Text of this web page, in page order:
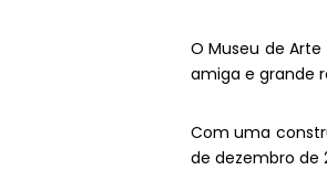
O Museu de
amiga e grande
Com uma
de dezembro de